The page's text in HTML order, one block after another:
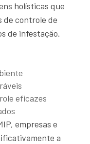
holísticas que
de controle de
de infestação.
eficazes
empresas e
a